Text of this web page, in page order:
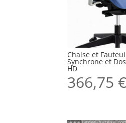
Chaise et
Synchrone et
HD
366,75€